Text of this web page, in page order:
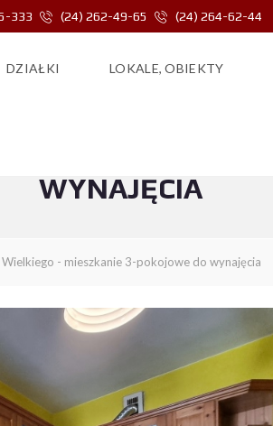
333 (24) 262-49-65 (24) 264-62-44
DZIAŁKI LOKALE, OBIEKTY
WYNAJĘCIA
Wielkiego - mieszkanie 3-pokojowe do wynajęcia